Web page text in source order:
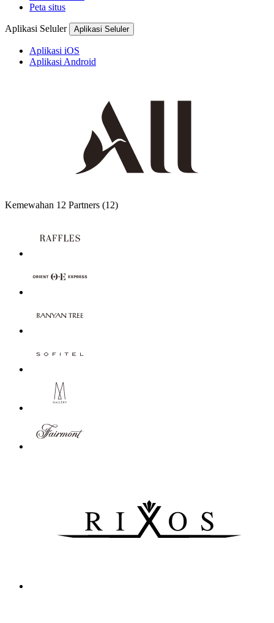
Peta situs
Aplikasi Seluler Aplikasi Seluler
Aplikasi iOS
Aplikasi Android
Kemewahan 12 Partners (12)